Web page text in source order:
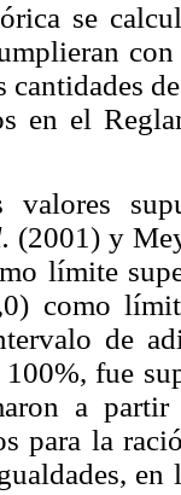
se
cantidades
en el
valores
(2001) y
límite
como
de
fue
a
para la